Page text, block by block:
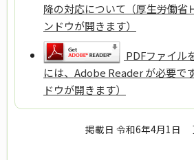
降の対応について（厚生労働省
ンドウが開きます）
PDFファイル
には、Adobe Reader が必要で
ドウが開きます）
掲載日 令和6年4月1日